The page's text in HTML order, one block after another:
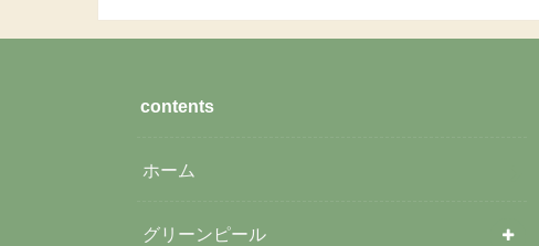
contents
ホーム
グリーンピール